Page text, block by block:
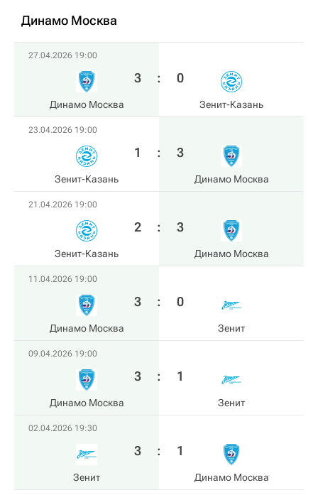
Динамо Москва
27.04.2026 19:00
Динамо Москва
3 : 0
Зенит-Казань
23.04.2026 19:00
Зенит-Казань
1 : 3
Динамо Москва
21.04.2026 19:00
Зенит-Казань
2 : 3
Динамо Москва
11.04.2026 19:00
Динамо Москва
3 : 0
Зенит
09.04.2026 19:00
Динамо Москва
3 : 1
Зенит
02.04.2026 19:30
Зенит
3 : 1
Динамо Москва